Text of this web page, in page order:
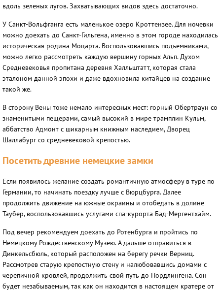
вдоль зеленых лугов. Захватывающих видов здесь достаточно.
У Санкт-Вольфганга есть маленькое озеро Кроттензее. Для ночевки
можно доехать до Санкт-Гильгена, именно в этом городе находилась
историческая родина Моцарта. Воспользовавшись подъемниками,
можно легко рассмотреть каждую вершину горных Альп. Духом
Средневековья пропитана деревня Халльштатт, которая стала
эталоном данной эпохи и даже вдохновила китайцев на создание
такой же.
В сторону Вены тоже немало интересных мест: горный Обертраун со
знаменитыми пещерами, самый высокий в мире трамплин Кульм,
аббатство Адмонт с шикарным книжным наследием, Дворец
Шаллабург со средневековой крепостью.
Посетить древние немецкие замки
Если появилось желание создать романтичную атмосферу в туре по
Германии, то начинать поездку лучше с Вюрцбурга. Далее
продолжить движение на южные окраины и отобедать в долине
Таубер, воспользовавшись услугами спа-курорта Бад-Мергентхайм.
Под вечер рекомендуем доехать до Ротенбурга и пройтись по
Немецкому Рождественскому Музею. А дальше отправиться в
Динкельсбюль, который расположен на берегу речки Верниц.
Рассмотрев старую крепостную стену и налюбовавшись домами с
черепичной кровлей, продолжить свой путь до Нордлингена. Сон
будет незабываемым, так как он находится в настоящем кратере от